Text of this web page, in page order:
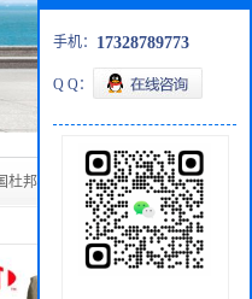
杜邦 DUPONT
手机： 17328789773
Q Q：